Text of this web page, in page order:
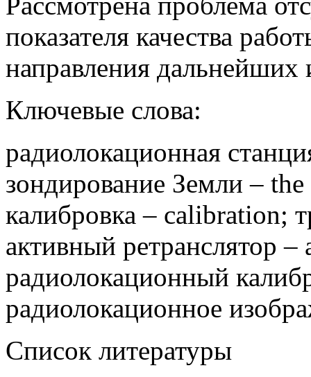
показателя качества
направления дальнейших
Ключевые слова:
радиолокационная
зондирование Земли –
калибровка – calibration;
активный ретранслятор
радиолокационный
радиолокационное
Список литературы